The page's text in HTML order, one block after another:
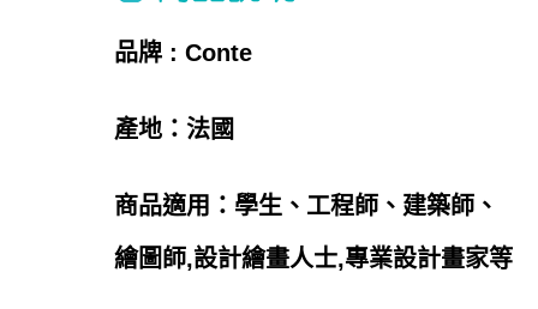
品牌 : Conte
產地：法國
商品適用：學生、工程師、建築師、
繪圖師,設計繪畫人士,專業設計畫家等